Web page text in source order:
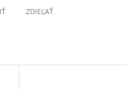
ZDIEĽAŤ